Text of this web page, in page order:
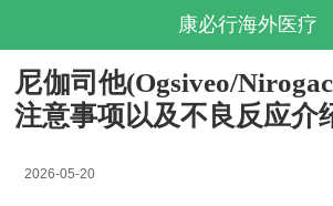
康必行海外医疗
尼伽司他(Ogsiveo/
注意事项以及不良反应介
2026-05-20